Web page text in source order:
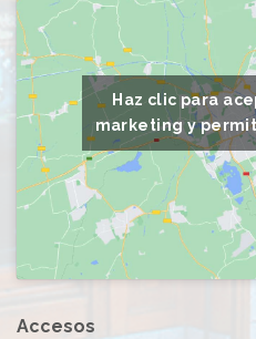
Haz clic para
marketing y
Accesos